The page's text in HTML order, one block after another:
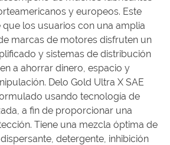
y europeos. Este
los usuarios con una amplia
marcas de motores disfruten un
y sistemas de distribución
a ahorrar dinero, espacio y
Delo Gold Ultra X SAE
usando tecnología de
a fin de proporcionar una
Tiene una mezcla óptima de
detergente, inhibición